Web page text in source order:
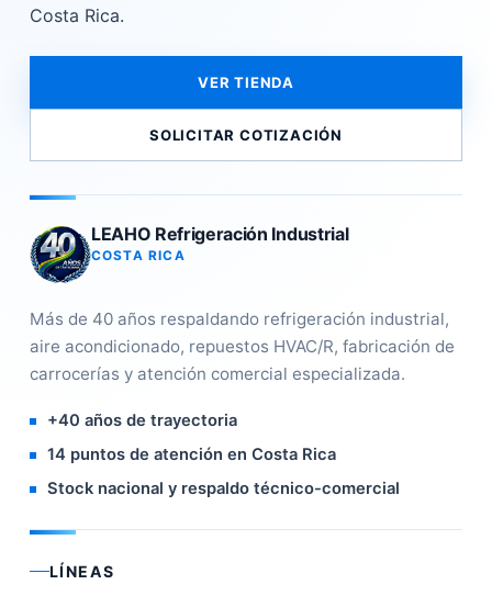
Costa Rica.
VER TIENDA
SOLICITAR COTIZACIÓN
LEAHO Refrigeración Industrial
COSTA RICA
Más de 40 años respaldando refrigeración industrial,
aire acondicionado, repuestos HVAC/R, fabricación de
carrocerías y atención comercial especializada.
+40 años de trayectoria
14 puntos de atención en Costa Rica
Stock nacional y respaldo técnico-comercial
LÍNEAS